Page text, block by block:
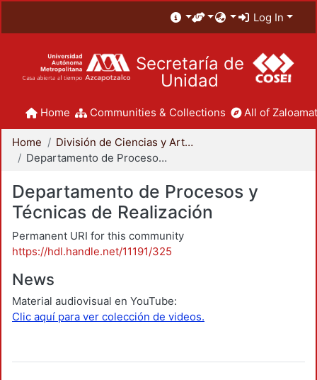
Log In
Secretaría de
Unidad
Home Communities & Collections All of
Home
División de Ciencias y Artes para el Diseño
Departamento de Procesos y Técnicas de Realización
Departamento de Procesos y
Técnicas de Realización
Permanent URI for this community
https://hdl.handle.net/11191/325
News
Material audiovisual en YouTube:
Clic aquí para ver colección de videos.